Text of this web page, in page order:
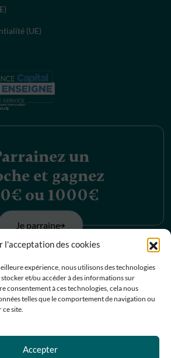
l'acceptation des cookies
expérience, nous utilisons des technologies
et/ou accéder à des informations sur
consentement à ces technologies, cela nous
telles que le comportement de navigation ou
ce site.
Accepter
(UE)
un
et gagnez
ou 1000€
Je parraine
nos
d’emplois
Contactez-nous